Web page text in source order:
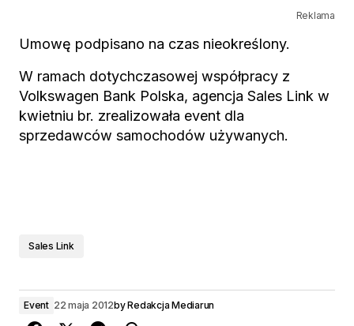
Reklama
Umowę podpisano na czas nieokreślony.
W ramach dotychczasowej współpracy z
Volkswagen Bank Polska, agencja Sales Link w
kwietniu br. zrealizowała event dla
sprzedawców samochodów używanych.
Sales Link
Event 22 maja 2012byRedakcja Mediarun